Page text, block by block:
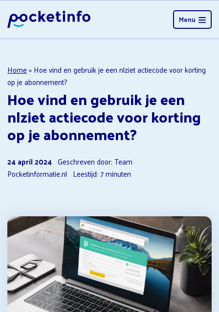
Menu
Home»Hoe vind en gebruik je een nlziet actiecode voor korting
op je abonnement?
Hoe vind en gebruik je een
nlziet actiecode voor korting
op je abonnement?
24 april 2024 Geschreven door: Team
Pocketinformatie.nl Leestijd:7minuten